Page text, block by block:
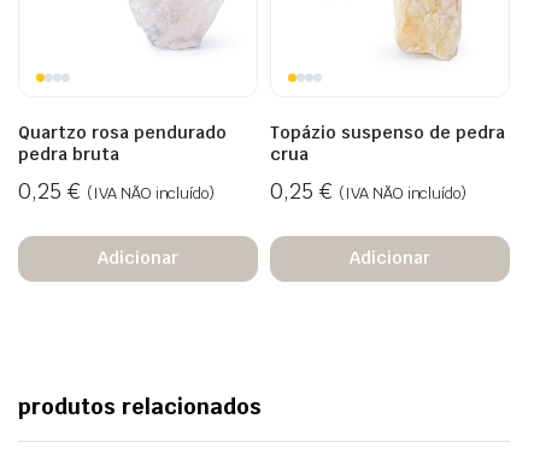
Quartzo rosa pendurado
pedra bruta
0,25 € (IVA NÃO incluído)
Adicionar
Topázio suspenso de pedra
crua
0,25 € (IVA NÃO incluído)
Adicionar
produtos relacionados